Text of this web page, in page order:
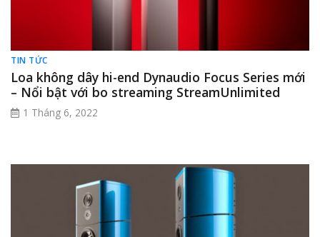
TIN TỨC
Loa không dây hi-end Dynaudio Focus Series mới
– Nổi bật với bo streaming StreamUnlimited
1 Tháng 6, 2022